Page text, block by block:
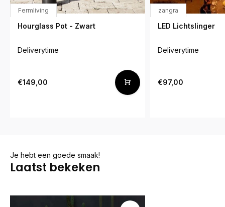
Fermliving
Hourglass Pot - Zwart
Deliverytime
€149,00
zangra
LED Lichtslinger
Deliverytime
€97,00
Je hebt een goede smaak!
Laatst bekeken